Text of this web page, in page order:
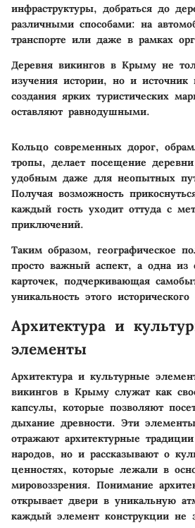
инфраструктуры, добраться до
различными способами: на
транспорте или даже в рамках
Деревня викингов в Крыму не
изучения истории, но и источник
создания ярких туристических
оставляют равнодушными.
Кольцо современных дорог,
тропы, делает посещение
удобным даже для неопытных
Получая возможность
каждый гость уходит оттуда с
приключений.
Таким образом, географическое
просто важный аспект, а одна из
карточек, подчеркивающая
уникальность этого исторического
Архитектура и
элементы
Архитектура и культурные
викингов в Крыму служат как
капсулы, которые позволяют
дыхание древности. Эти
отражают архитектурные
народов, но и рассказывают о
ценностях, которые лежали в
мировоззрения. Понимание
открывает двери в уникальную
каждый элемент конструкции не